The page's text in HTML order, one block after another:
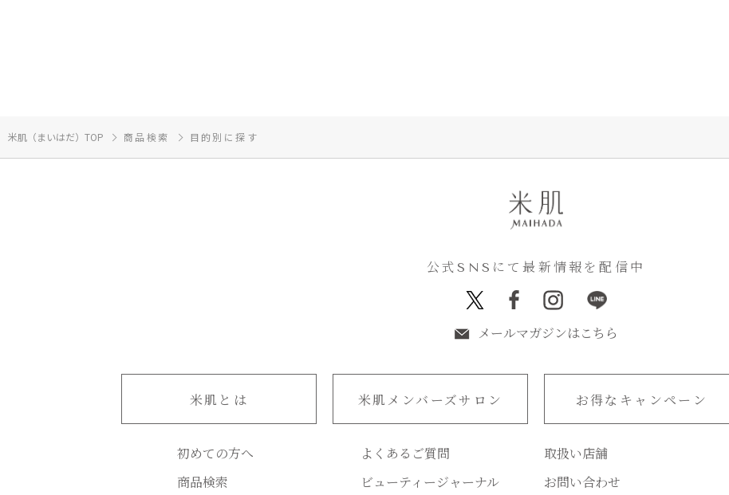
米肌（まいはだ）TOP 商品検索 目的別に探す
公式SNSにて最新情報を配信中
メールマガジンはこちら
米肌とは 米肌メンバーズサロン お得なキャンペーン
初めての方へ よくあるご質問 取扱い店舗
商品検索
ビューティージャーナル お問い合わせ